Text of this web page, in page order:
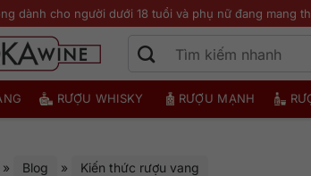
dành cho người dưới 18 tuổi và phụ nữ đang mang
RƯỢU WHISKY RƯỢU MẠNH
» Blog » Kiến thức rượu vang